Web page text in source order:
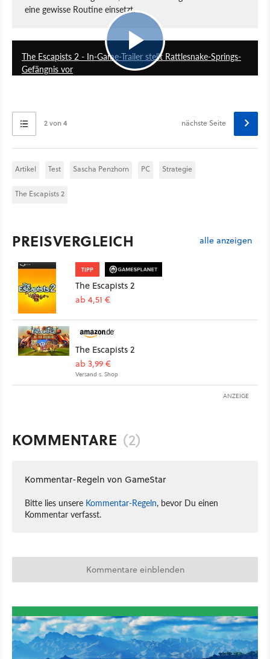
eine gewisse Routine einsetzt.
The Escapists 2 - In-Game-Trailer stellt Rattlesnake-Springs-
Gefängnis vor
2 von 4 nächste Seite
Artikel Test Sascha Penzhorn PC Strategie
The Escapists 2
PREISVERGLEICH alle anzeigen
TIPP
The Escapists 2
ab 4,51 €
The Escapists 2
ab 3,99 €
Versand s. Shop
ANZEIGE
KOMMENTARE (2)
Kommentar-Regeln von GameStar
Bitte lies unsere Kommentar-Regeln, bevor Du einen
Kommentar verfasst.
Kommentare einblenden